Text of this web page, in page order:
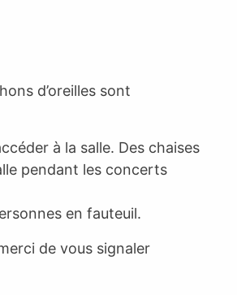
d’oreilles sont
à la salle. Des chaises
pendant les concerts
en fauteuil.
de vous signaler